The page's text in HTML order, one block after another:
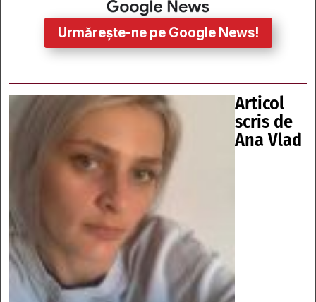
Urmărește-ne pe Google News!
Articol
scris de
Ana Vlad